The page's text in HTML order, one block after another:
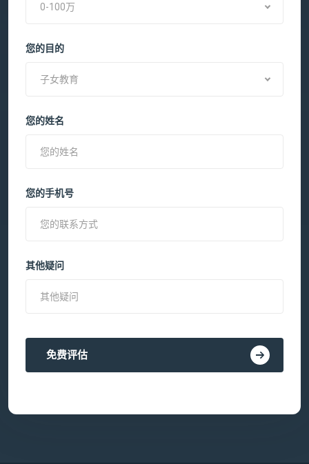
0-100万
您的目的
子女教育
您的姓名
您的手机号
其他疑问
免费评估